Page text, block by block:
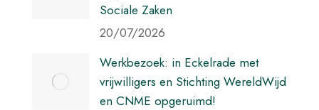
Sociale Zaken
20/07/2026
Werkbezoek: in Eckelrade met
vrijwilligers en Stichting WereldWijd
en CNME opgeruimd!